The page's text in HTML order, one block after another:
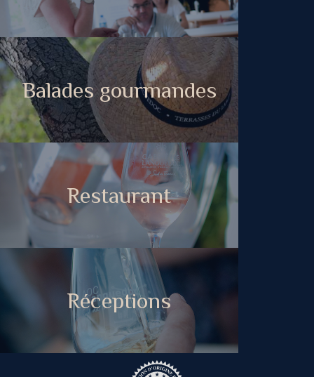
Balades gourmandes
Restaurant
Réceptions